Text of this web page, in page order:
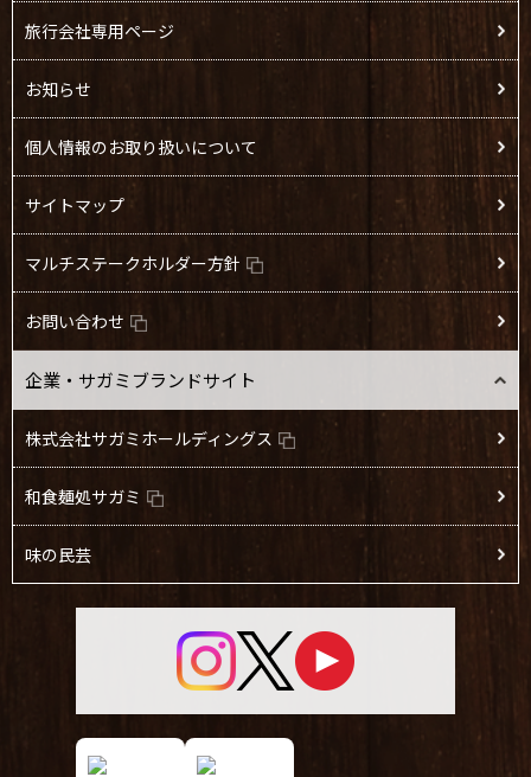
旅行会社専用ページ
お知らせ
個人情報のお取り扱いについて
サイトマップ
マルチステークホルダー方針
お問い合わせ
企業・サガミブランドサイト
株式会社サガミホールディングス
和食麺処サガミ
味の民芸